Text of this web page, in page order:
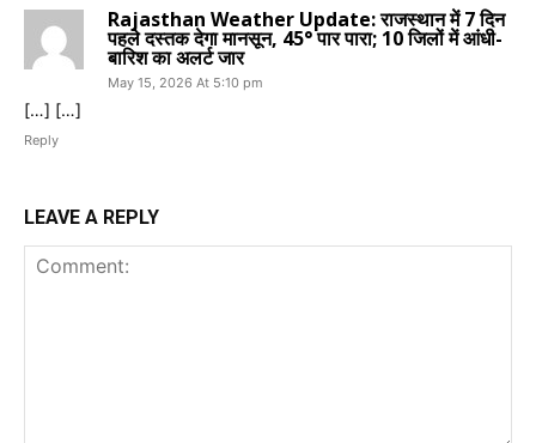
Rajasthan Weather Update: राजस्थान में 7 दिन
पहले दस्तक देगा मानसून, 45° पार पारा; 10 जिलों में आंधी-
बारिश का अलर्ट जार
May 15, 2026 At 5:10 pm
[…] […]
Reply
LEAVE A REPLY